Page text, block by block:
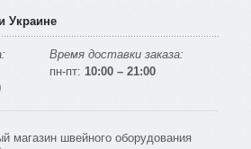
Украине
Время доставки заказа:
пн-пт: 10:00 – 21:00
магазин швейного оборудования